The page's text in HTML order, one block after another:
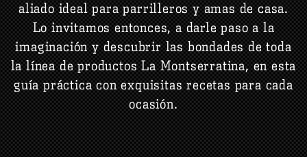
aliado ideal para parrilleros y amas de casa.
Lo invitamos entonces, a darle paso a la
imaginación y descubrir las bondades de toda
la línea de productos La Montserratina, en esta
guía práctica con exquisitas recetas para cada
ocasión.